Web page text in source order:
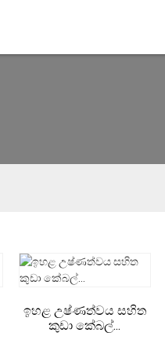
ඉහළ උෂ්ණත්වය සහිත
කුඩා කේබල්...